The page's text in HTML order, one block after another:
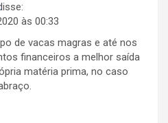
às 00:33
de vacas magras e até nos
financeiros a melhor saída
matéria prima, no caso